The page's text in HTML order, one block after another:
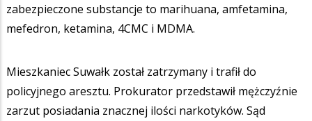
zabezpieczone substancje to marihuana, amfetamina,
mefedron, ketamina, 4CMC i MDMA.
Mieszkaniec Suwałk został zatrzymany i trafił do
policyjnego aresztu. Prokurator przedstawił mężczyźnie
zarzut posiadania znacznej ilości narkotyków. Sąd